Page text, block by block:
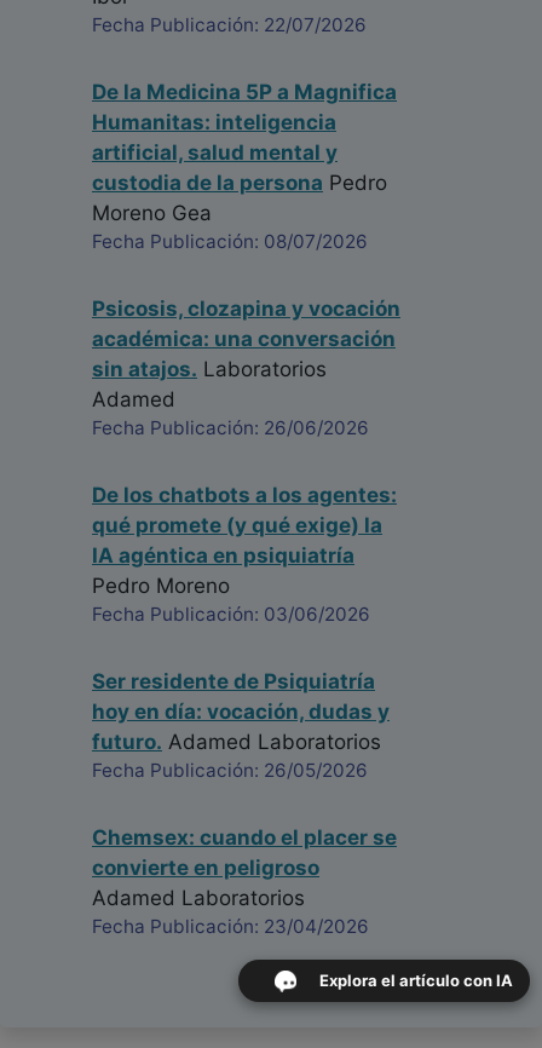
Fecha Publicación: 22/07/2026
De la Medicina 5P a Magnifica
Humanitas: inteligencia
artificial, salud mental y
custodia de la persona Pedro
Moreno Gea
Fecha Publicación: 08/07/2026
Psicosis, clozapina y vocación
académica: una conversación
sin atajos. Laboratorios
Adamed
Fecha Publicación: 26/06/2026
De los chatbots a los agentes:
qué promete (y qué exige) la
IA agéntica en psiquiatría
Pedro Moreno
Fecha Publicación: 03/06/2026
Ser residente de Psiquiatría
hoy en día: vocación, dudas y
futuro. Adamed Laboratorios
Fecha Publicación: 26/05/2026
Chemsex: cuando el placer se
convierte en peligroso
Adamed Laboratorios
Fecha Publicación: 23/04/2026
Explora el artículo con IA